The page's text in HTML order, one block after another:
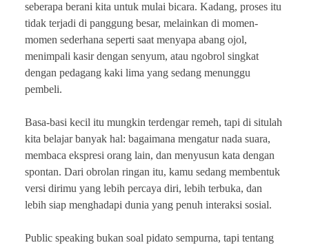
seberapa berani kita untuk mulai bicara. Kadang, proses itu
tidak terjadi di panggung besar, melainkan di momen-
momen sederhana seperti saat menyapa abang ojol,
menimpali kasir dengan senyum, atau ngobrol singkat
dengan pedagang kaki lima yang sedang menunggu
pembeli.
Basa-basi kecil itu mungkin terdengar remeh, tapi di situlah
kita belajar banyak hal: bagaimana mengatur nada suara,
membaca ekspresi orang lain, dan menyusun kata dengan
spontan. Dari obrolan ringan itu, kamu sedang membentuk
versi dirimu yang lebih percaya diri, lebih terbuka, dan
lebih siap menghadapi dunia yang penuh interaksi sosial.
Public speaking bukan soal pidato sempurna, tapi tentang